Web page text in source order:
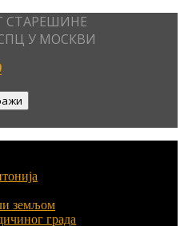
СТАРЕШИНЕ
У МОСКВИ
земљом
града